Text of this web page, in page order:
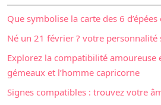
Que symbolise la carte des 6
Né un 21 février ? votre personnalité
Explorez la compatibilité amoureuse
gémeaux et l’homme capricorne
Signes compatibles : trouvez votre